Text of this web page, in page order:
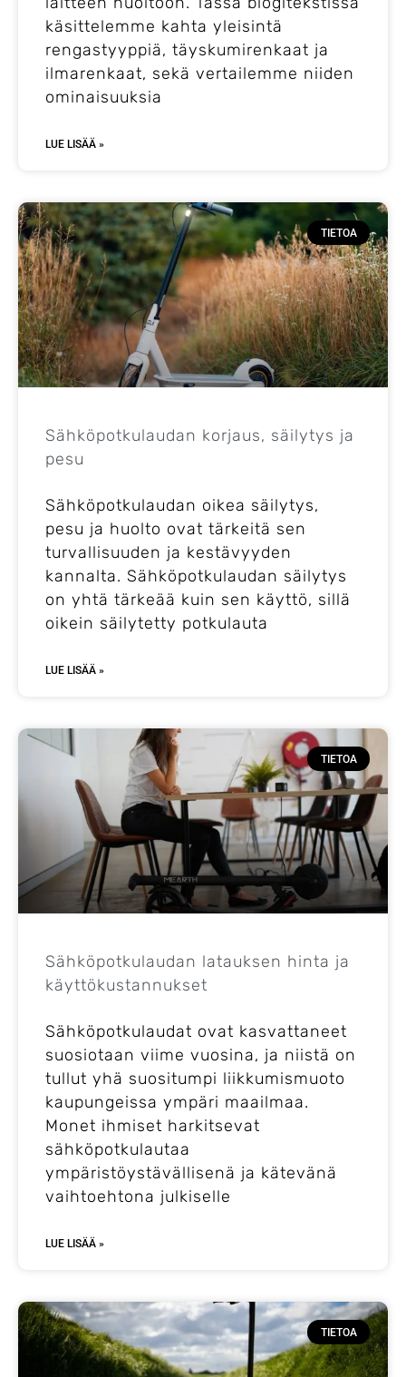
käsittelemme kahta yleisintä
rengastyyppiä, täyskumirenkaat ja
ilmarenkaat, sekä vertailemme niiden
ominaisuuksia
LUE LISÄÄ »
TIETOA
Sähköpotkulaudan korjaus, säilytys ja
pesu
Sähköpotkulaudan oikea säilytys,
pesu ja huolto ovat tärkeitä sen
turvallisuuden ja kestävyyden
kannalta. Sähköpotkulaudan säilytys
on yhtä tärkeää kuin sen käyttö, sillä
oikein säilytetty potkulauta
LUE LISÄÄ »
TIETOA
Sähköpotkulaudan latauksen hinta ja
käyttökustannukset
Sähköpotkulaudat ovat kasvattaneet
suosiotaan viime vuosina, ja niistä on
tullut yhä suositumpi liikkumismuoto
kaupungeissa ympäri maailmaa.
Monet ihmiset harkitsevat
sähköpotkulautaa
ympäristöystävällisenä ja kätevänä
vaihtoehtona julkiselle
LUE LISÄÄ »
TIETOA